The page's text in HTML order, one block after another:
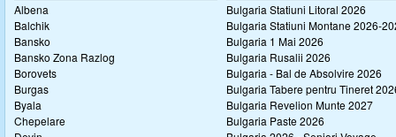
Albena
Balchik
Bansko
Bansko Zona Razlog
Borovets
Burgas
Byala
Chepelare
Bulgaria Statiuni Litoral 2026
Bulgaria Statiuni Montane 2026-
Bulgaria 1 Mai 2026
Bulgaria Rusalii 2026
Bulgaria - Bal de Absolvire 2026
Bulgaria Tabere pentru Tineret
Bulgaria Revelion Munte 2027
Bulgaria Paste 2026